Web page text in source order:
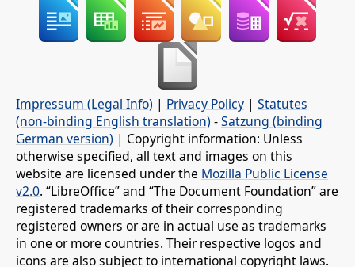
Impressum (Legal Info) | Privacy Policy | Statutes
(non-binding English translation) -Satzung (binding
German version) | Copyright information: Unless
otherwise specified, all text and images on this
website are licensed under the Mozilla Public License
v2.0. “LibreOffice” and “The Document Foundation” are
registered trademarks of their corresponding
registered owners or are in actual use as trademarks
in one or more countries. Their respective logos and
icons are also subject to international copyright laws.